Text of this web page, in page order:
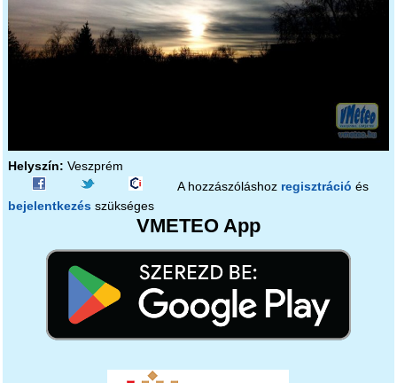
Helyszín: Veszprém
A hozzászóláshoz regisztráció és
bejelentkezés szükséges
VMETEO App